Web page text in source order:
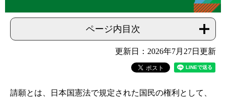
ページ内目次
更新日：2026年7月27日更新
請願とは、日本国憲法で規定された国民の権利として、